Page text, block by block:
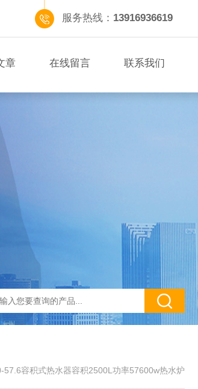
服务热线： 13916936619
章 在线留言 联系我们
57.6容积式热水器容积2500L功率57600w热水炉